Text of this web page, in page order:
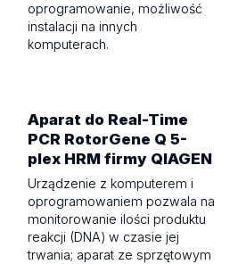
oprogramowanie, możliwość
instalacji na innych
komputerach.
Aparat do Real-Time
PCR RotorGene Q 5-
plex HRM firmy QIAGEN
Urządzenie z komputerem i
oprogramowaniem pozwala na
monitorowanie ilości produktu
reakcji (DNA) w czasie jej
trwania; aparat ze sprzętowym